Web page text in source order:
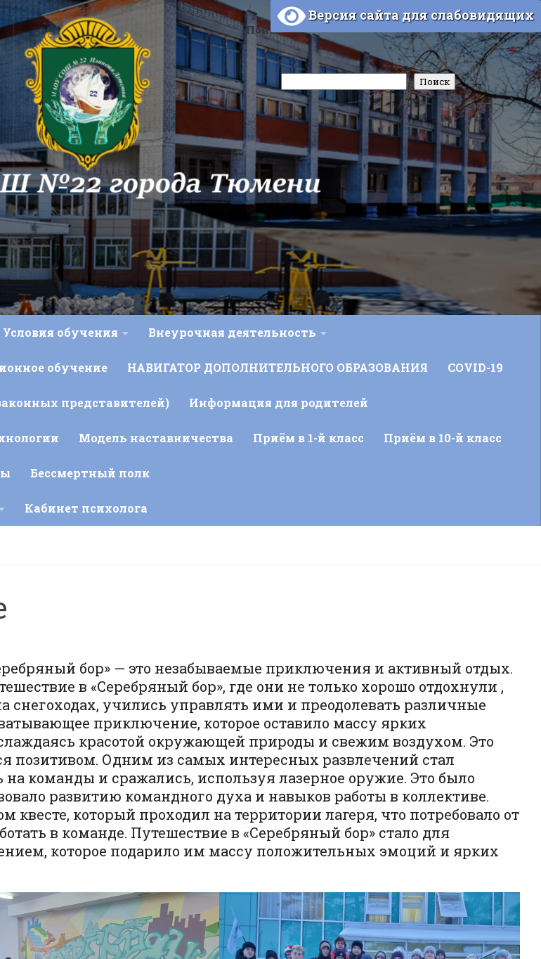
Версия сайта для слабовидящих
Поиск
Поиск
Условия обучения Внеурочная деятельность
обучение НАВИГАТОР ДОПОЛНИТЕЛЬНОГО ОБРАЗОВАНИЯ COVID-19
представителей) Информация для родителей
Модель наставничества Приём в 1-й класс Приём в 10-й класс
Бессмертный полк
Кабинет психолога
бор» — это незабываемые приключения и активный отдых.
в «Серебряный бор», где они не только хорошо отдохнули ,
снегоходах, учились управлять ими и преодолевать различные
приключение, которое оставило массу ярких
красотой окружающей природы и свежим воздухом. Это
позитивом. Одним из самых интересных развлечений стал
команды и сражались, используя лазерное оружие. Это было
развитию командного духа и навыков работы в коллективе.
квесте, который проходил на территории лагеря, что потребовало от
в команде. Путешествие в «Серебряный бор» стало для
которое подарило им массу положительных эмоций и ярких